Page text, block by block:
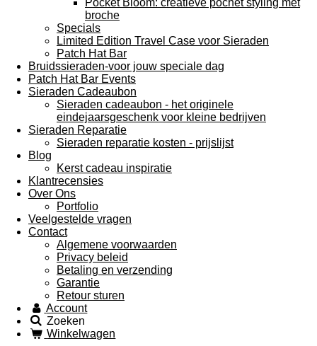
Pocket Bloom: creatieve pochet styling met
broche
Specials
Limited Edition Travel Case voor Sieraden
Patch Hat Bar
Bruidssieraden-voor jouw speciale dag
Patch Hat Bar Events
Sieraden Cadeaubon
Sieraden cadeaubon - het originele
eindejaarsgeschenk voor kleine bedrijven
Sieraden Reparatie
Sieraden reparatie kosten - prijslijst
Blog
Kerst cadeau inspiratie
Klantrecensies
Over Ons
Portfolio
Veelgestelde vragen
Contact
Algemene voorwaarden
Privacy beleid
Betaling en verzending
Garantie
Retour sturen
Account
Zoeken
Winkelwagen